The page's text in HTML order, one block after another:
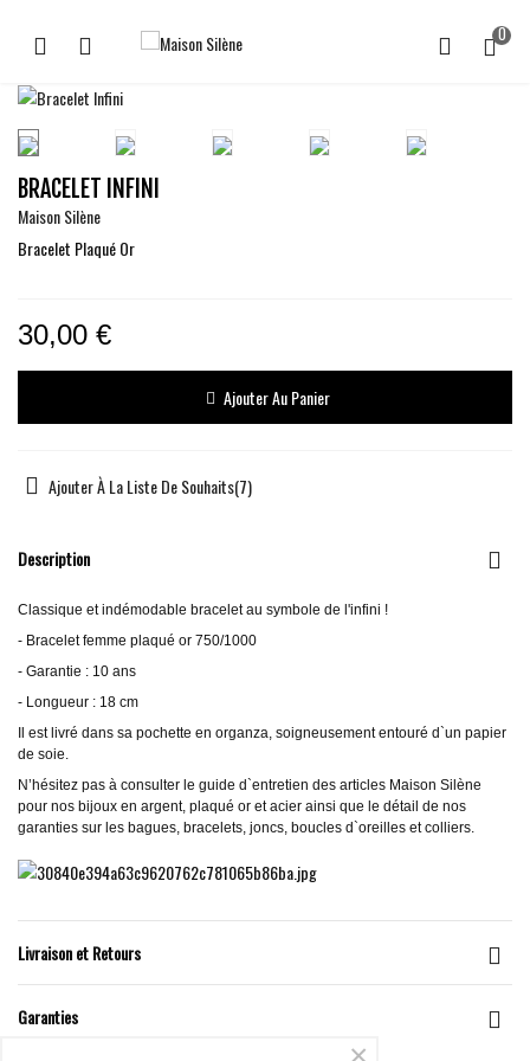
0
BRACELET INFINI
Maison Silène
Bracelet Plaqué Or
30,00 €
Ajouter Au Panier
Ajouter À La Liste De Souhaits(7)
Description
Classique et indémodable bracelet au symbole de l'infini !
- Bracelet femme plaqué or 750/1000
- Garantie : 10 ans
- Longueur : 18 cm
Il est livré dans sa pochette en organza, soigneusement entouré d`un papier
de soie.
N’hésitez pas à consulter le guide d`entretien des articles Maison Silène
pour nos bijoux en argent, plaqué or et acier ainsi que le détail de nos
garanties sur les bagues, bracelets, joncs, boucles d`oreilles et colliers.
Livraison et Retours
Garanties